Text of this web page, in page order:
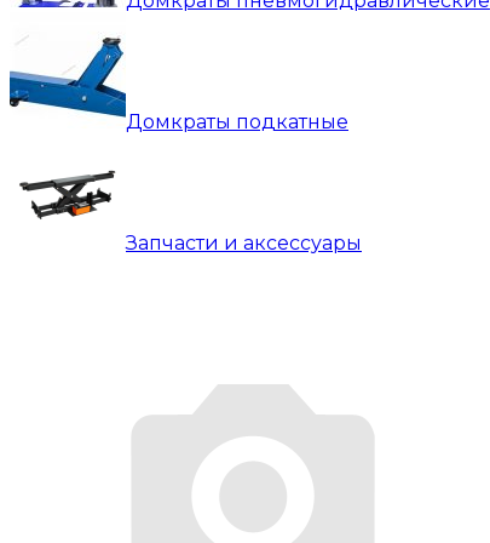
Домкраты подкатные
Запчасти и аксессуары